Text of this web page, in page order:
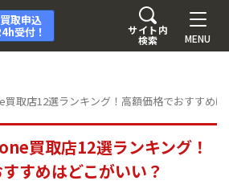
MENU
サイト内
検索
買取申込
受付！
買取店12選ランキング！高額価格でおすすめ
買取店12選ランキング！
すめはどこがいい？